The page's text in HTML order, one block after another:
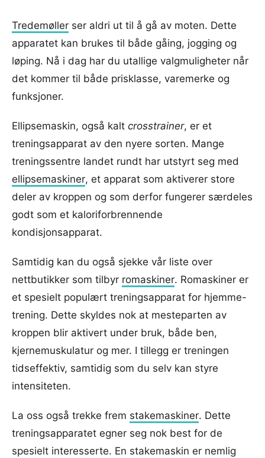
Tredemøller ser aldri ut til å gå av moten. Dette
apparatet kan brukes til både gåing, jogging og
løping. Nå i dag har du utallige valgmuligheter når
det kommer til både prisklasse, varemerke og
funksjoner.
Ellipsemaskin, også kalt crosstrainer, er et
treningsapparat av den nyere sorten. Mange
treningssentre landet rundt har utstyrt seg med
ellipsemaskiner, et apparat som aktiverer store
deler av kroppen og som derfor fungerer særdeles
godt som et kaloriforbrennende
kondisjonsapparat.
Samtidig kan du også sjekke vår liste over
nettbutikker som tilbyr romaskiner. Romaskiner er
et spesielt populært treningsapparat for hjemme-
trening. Dette skyldes nok at mesteparten av
kroppen blir aktivert under bruk, både ben,
kjernemuskulatur og mer. I tillegg er treningen
tidseffektiv, samtidig som du selv kan styre
intensiteten.
La oss også trekke frem stakemaskiner. Dette
treningsapparatet egner seg nok best for de
spesielt interesserte. En stakemaskin er nemlig